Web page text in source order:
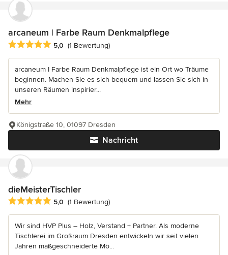
arcaneum | Farbe Raum Denkmalpflege
Durchschnittliche Bewertung: 5 von 5 Sternen
5,0 (1 Bewertung)
arcaneum I Farbe Raum Denkmalpflege ist ein Ort wo Träume
beginnen. Machen Sie es sich bequem und lassen Sie sich in
unseren Räumen inspirier...
Mehr
Nachricht
Königstraße 10, 01097 Dresden
dieMeisterTischler
Durchschnittliche Bewertung: 5 von 5 Sternen
5,0 (1 Bewertung)
Wir sind HVP Plus – Holz, Verstand + Partner. Als moderne
Tischlerei im Großraum Dresden entwickeln wir seit vielen
Jahren maßgeschneiderte Mö...